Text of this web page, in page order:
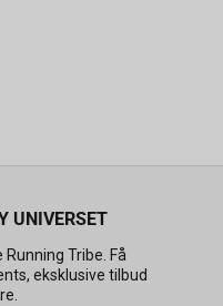
UNIVERSET
Tribe. Få
eksklusive tilbud